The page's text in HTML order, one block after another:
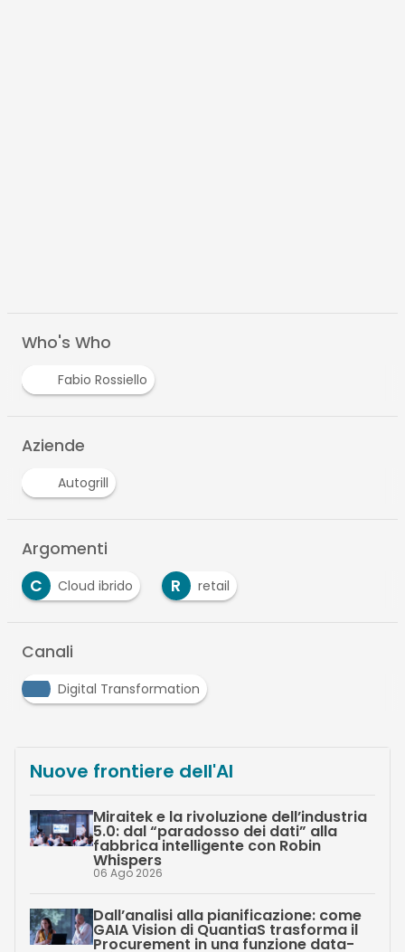
Who's Who
Fabio Rossiello
Aziende
Autogrill
Argomenti
C
Cloud ibrido R retail
Canali
Digital Transformation
Nuove frontiere dell'AI
Miraitek e la rivoluzione dell’industria
5.0: dal “paradosso dei dati” alla
fabbrica intelligente con Robin
Whispers
06 Ago 2026
Dall’analisi alla pianificazione: come
GAIA Vision di QuantiaS trasforma il
Procurement in una funzione data-